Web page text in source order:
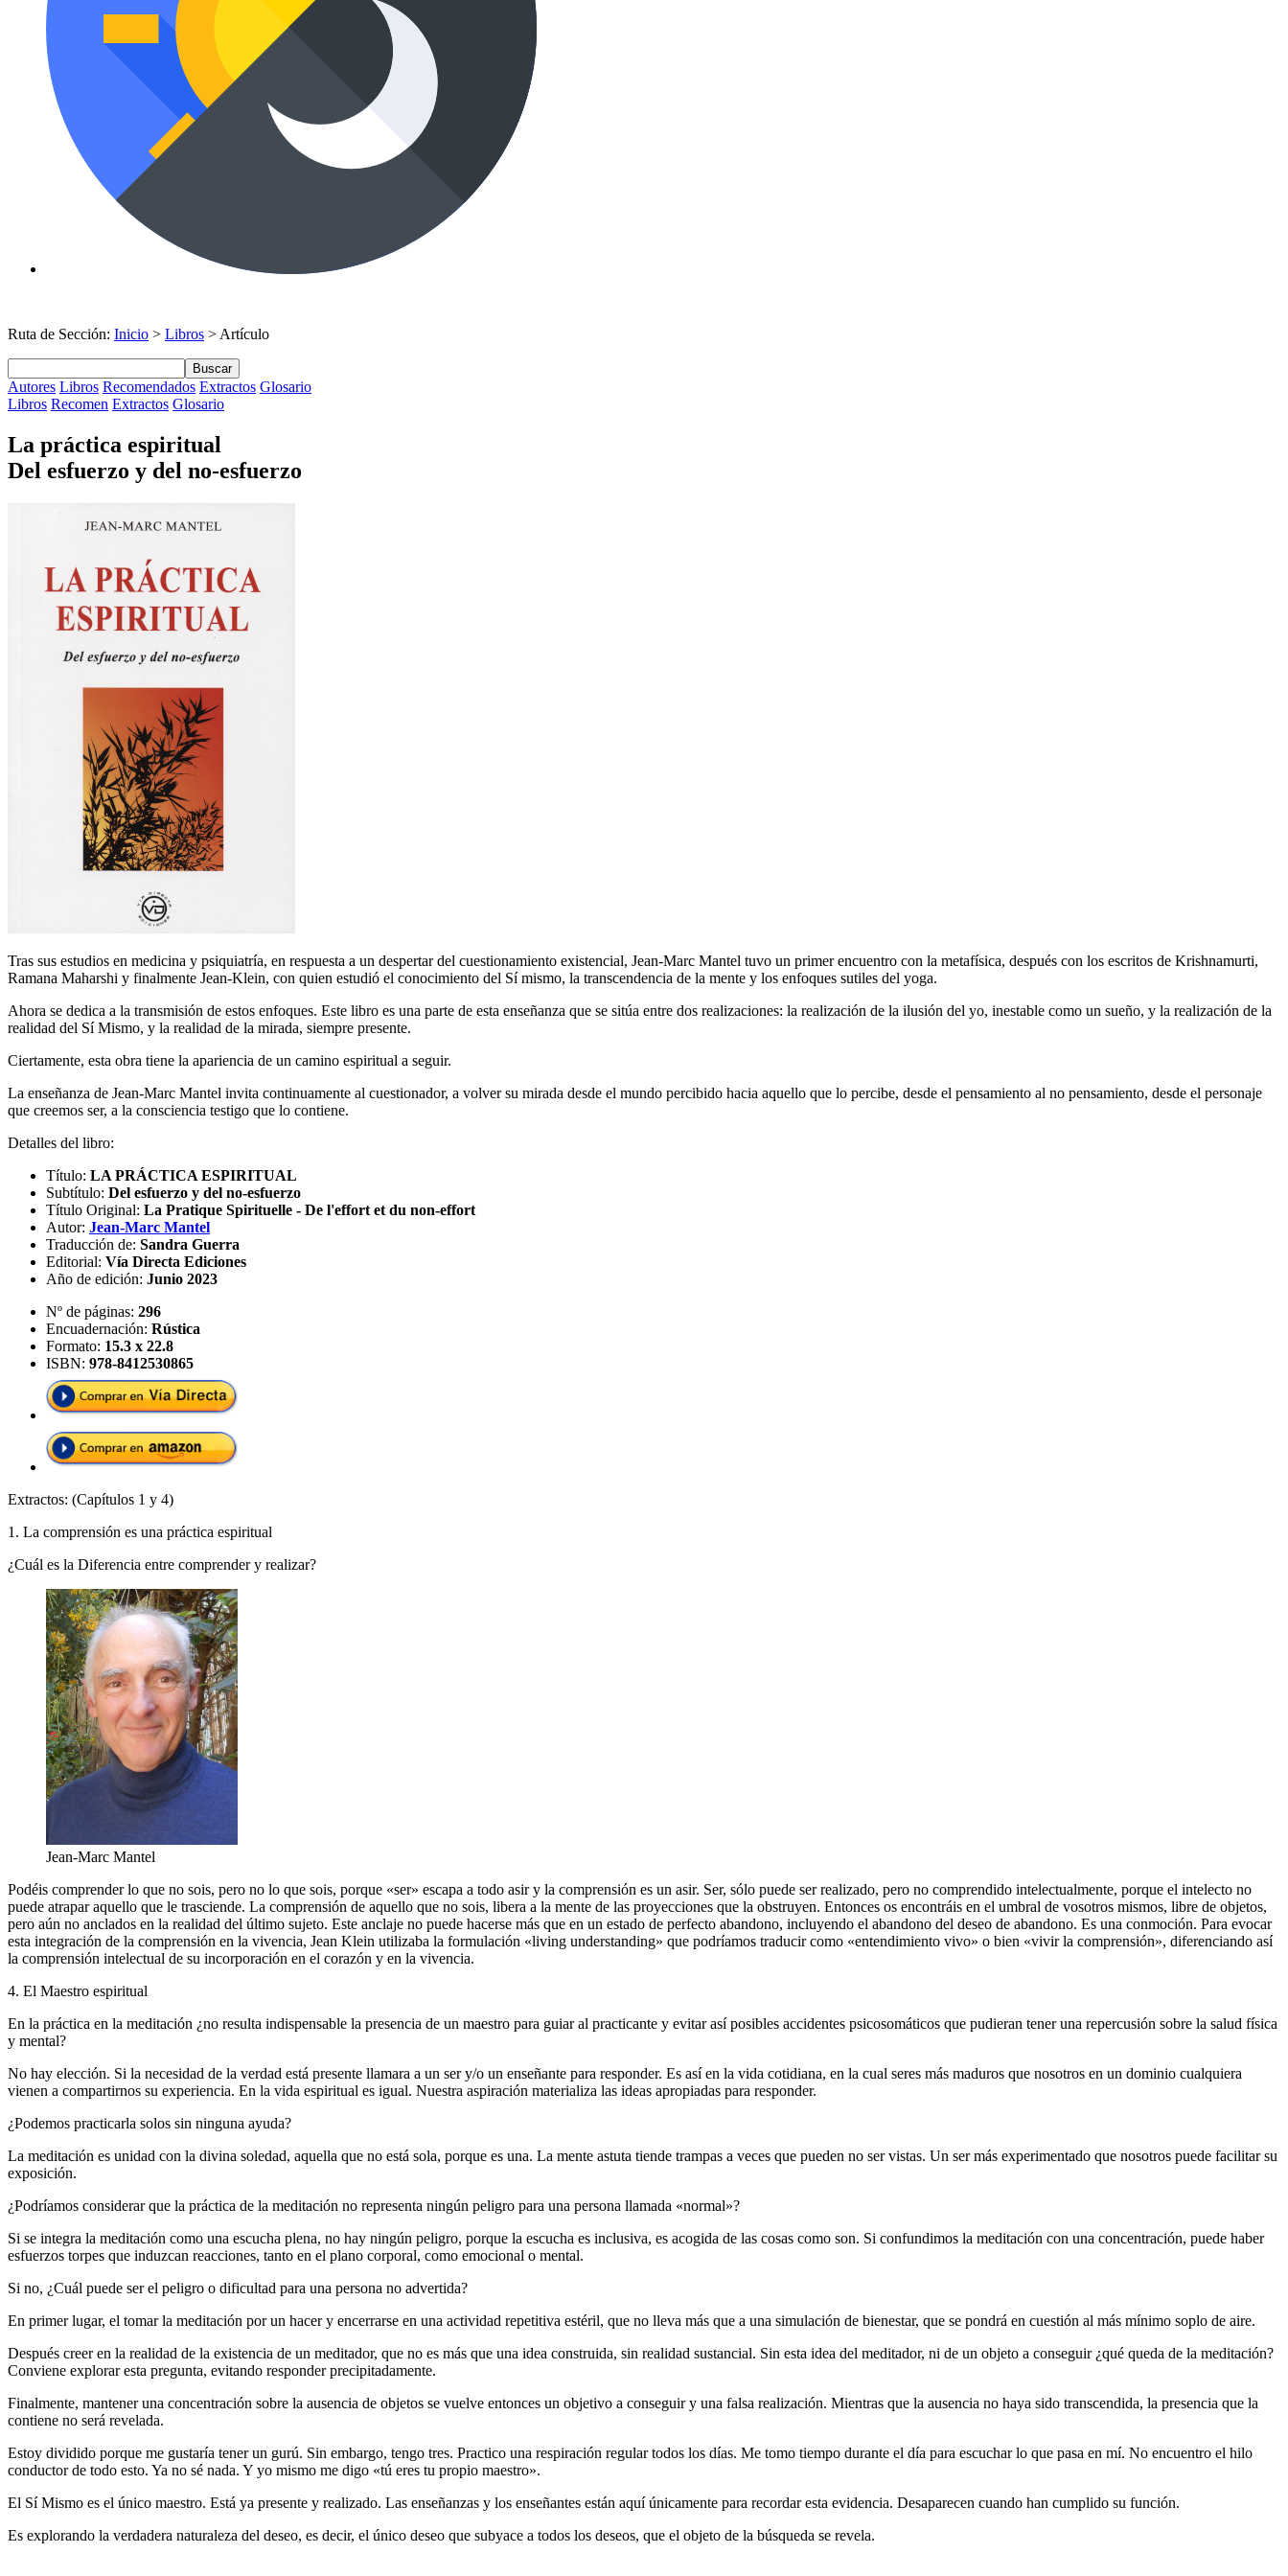
Ruta de Sección: Inicio > Libros > Artículo
Buscar
Autores Libros Recomendados Extractos Glosario
Libros Recomen Extractos Glosario
La práctica espiritual
Del esfuerzo y del no-esfuerzo
Tras sus estudios en medicina y psiquiatría, en respuesta a un despertar del cuestionamiento existencial, Jean-Marc Mantel tuvo un primer encuentro con la metafísica, después con los escritos de Krishnamurti,
Ramana Maharshi y finalmente Jean-Klein, con quien estudió el conocimiento del Sí mismo, la transcendencia de la mente y los enfoques sutiles del yoga.
Ahora se dedica a la transmisión de estos enfoques. Este libro es una parte de esta enseñanza que se sitúa entre dos realizaciones: la realización de la ilusión del yo, inestable como un sueño, y la realización de la
realidad del Sí Mismo, y la realidad de la mirada, siempre presente.
Ciertamente, esta obra tiene la apariencia de un camino espiritual a seguir.
La enseñanza de Jean-Marc Mantel invita continuamente al cuestionador, a volver su mirada desde el mundo percibido hacia aquello que lo percibe, desde el pensamiento al no pensamiento, desde el personaje
que creemos ser, a la consciencia testigo que lo contiene.
Detalles del libro:
Título: LA PRÁCTICA ESPIRITUAL
Subtítulo: Del esfuerzo y del no-esfuerzo
Título Original: La Pratique Spirituelle - De l'effort et du non-effort
Autor: Jean-Marc Mantel
Traducción de: Sandra Guerra
Editorial: Vía Directa Ediciones
Año de edición: Junio 2023
Nº de páginas: 296
Encuadernación: Rústica
Formato: 15.3 x 22.8
ISBN: 978-8412530865
Extractos: (Capítulos 1 y 4)
1. La comprensión es una práctica espiritual
¿Cuál es la Diferencia entre comprender y realizar?
Jean-Marc Mantel
Podéis comprender lo que no sois, pero no lo que sois, porque «ser» escapa a todo asir y la comprensión es un asir. Ser, sólo puede ser realizado, pero no comprendido intelectualmente, porque el intelecto no
puede atrapar aquello que le trasciende. La comprensión de aquello que no sois, libera a la mente de las proyecciones que la obstruyen. Entonces os encontráis en el umbral de vosotros mismos, libre de objetos,
pero aún no anclados en la realidad del último sujeto. Este anclaje no puede hacerse más que en un estado de perfecto abandono, incluyendo el abandono del deseo de abandono. Es una conmoción. Para evocar
esta integración de la comprensión en la vivencia, Jean Klein utilizaba la formulación «living understanding» que podríamos traducir como «entendimiento vivo» o bien «vivir la comprensión», diferenciando así
la comprensión intelectual de su incorporación en el corazón y en la vivencia.
4. El Maestro espiritual
En la práctica en la meditación ¿no resulta indispensable la presencia de un maestro para guiar al practicante y evitar así posibles accidentes psicosomáticos que pudieran tener una repercusión sobre la salud física
y mental?
No hay elección. Si la necesidad de la verdad está presente llamara a un ser y/o un enseñante para responder. Es así en la vida cotidiana, en la cual seres más maduros que nosotros en un dominio cualquiera
vienen a compartirnos su experiencia. En la vida espiritual es igual. Nuestra aspiración materializa las ideas apropiadas para responder.
¿Podemos practicarla solos sin ninguna ayuda?
La meditación es unidad con la divina soledad, aquella que no está sola, porque es una. La mente astuta tiende trampas a veces que pueden no ser vistas. Un ser más experimentado que nosotros puede facilitar su
exposición.
¿Podríamos considerar que la práctica de la meditación no representa ningún peligro para una persona llamada «normal»?
Si se integra la meditación como una escucha plena, no hay ningún peligro, porque la escucha es inclusiva, es acogida de las cosas como son. Si confundimos la meditación con una concentración, puede haber
esfuerzos torpes que induzcan reacciones, tanto en el plano corporal, como emocional o mental.
Si no, ¿Cuál puede ser el peligro o dificultad para una persona no advertida?
En primer lugar, el tomar la meditación por un hacer y encerrarse en una actividad repetitiva estéril, que no lleva más que a una simulación de bienestar, que se pondrá en cuestión al más mínimo soplo de aire.
Después creer en la realidad de la existencia de un meditador, que no es más que una idea construida, sin realidad sustancial. Sin esta idea del meditador, ni de un objeto a conseguir ¿qué queda de la meditación?
Conviene explorar esta pregunta, evitando responder precipitadamente.
Finalmente, mantener una concentración sobre la ausencia de objetos se vuelve entonces un objetivo a conseguir y una falsa realización. Mientras que la ausencia no haya sido transcendida, la presencia que la
contiene no será revelada.
Estoy dividido porque me gustaría tener un gurú. Sin embargo, tengo tres. Practico una respiración regular todos los días. Me tomo tiempo durante el día para escuchar lo que pasa en mí. No encuentro el hilo
conductor de todo esto. Ya no sé nada. Y yo mismo me digo «tú eres tu propio maestro».
El Sí Mismo es el único maestro. Está ya presente y realizado. Las enseñanzas y los enseñantes están aquí únicamente para recordar esta evidencia. Desaparecen cuando han cumplido su función.
Es explorando la verdadera naturaleza del deseo, es decir, el único deseo que subyace a todos los deseos, que el objeto de la búsqueda se revela.